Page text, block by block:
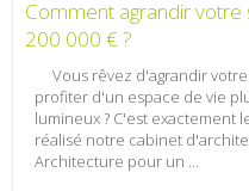
Comment agrandir
200 000 € ?
Vous rêvez d'agrandir votre séjour pour
profiter d'un espace de vie
lumineux ? C'est exactement
réalisé notre cabinet
Architecture pour un ...